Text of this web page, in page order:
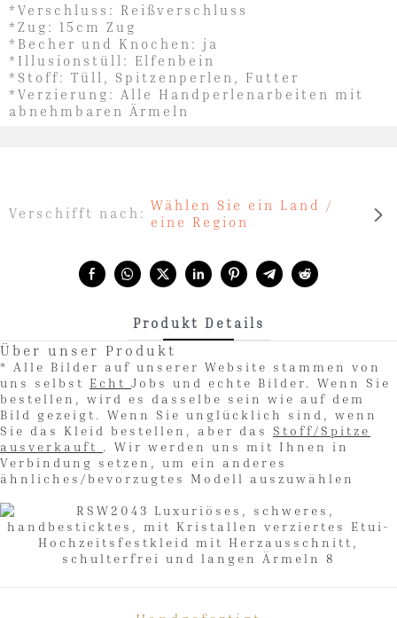
*Verschluss: Reißverschluss
*Zug: 15cm Zug
*Becher und Knochen: ja
*Illusionstüll: Elfenbein
*Stoff: Tüll, Spitzenperlen, Futter
*Verzierung: Alle Handperlenarbeiten mit
abnehmbaren Ärmeln
Verschifft nach:
Wählen Sie ein Land /
eine Region
Produkt Details
Über unser Produkt
* Alle Bilder auf unserer Website stammen von
uns selbst Echt Jobs und echte Bilder. Wenn Sie
bestellen, wird es dasselbe sein wie auf dem
Bild gezeigt. Wenn Sie unglücklich sind, wenn
Sie das Kleid bestellen, aber das Stoff/Spitze
ausverkauft . Wir werden uns mit Ihnen in
Verbindung setzen, um ein anderes
ähnliches/bevorzugtes Modell auszuwählen